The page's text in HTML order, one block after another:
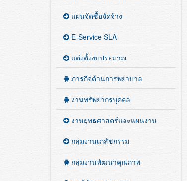
อำนาจหน้าที่/นโยบาย
แผนจัดซื้อจัดจ้าง
E-Service SLA
แต่งตั้งงบประมาณ
ภารกิจด้านการพยาบาล
งานทรัพยากรบุคคล
งานยุทธศาสตร์และแผนงาน
กลุ่มงานเภสัชกรรม
กลุ่มงานพัฒนาคุณภาพ